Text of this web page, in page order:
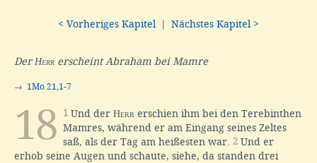
< Vorheriges Kapitel Nächstes Kapitel >
DerHerr erscheint Abraham bei Mamre
→ 1Mo 21,1-7
18 1 Und der Herr erschien ihm bei den Terebinthen
Mamres, während er am Eingang seines Zeltes
saß, als der Tag am heißesten war. 2 Und er
erhob seine Augen und schaute, siehe, da standen drei